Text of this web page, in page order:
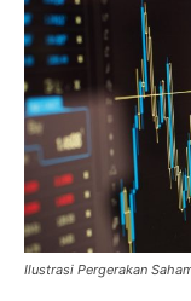
Ilustrasi Pergerakan